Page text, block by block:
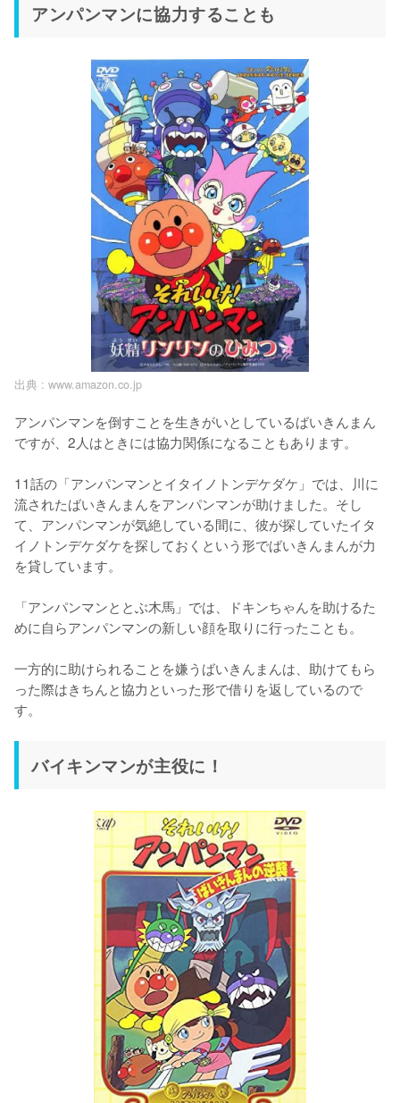
アンパンマンに協力することも
出典 : www.amazon.co.jp
アンパンマンを倒すことを生きがいとしているばいきんまん
ですが、2人はときには協力関係になることもあります。
11話の「アンパンマンとイタイノトンデケダケ」では、川に
流されたばいきんまんをアンパンマンが助けました。そし
て、アンパンマンが気絶している間に、彼が探していたイタ
イノトンデケダケを探しておくという形でばいきんまんが力
を貸しています。
「アンパンマンととぶ木馬」では、ドキンちゃんを助けるた
めに自らアンパンマンの新しい顔を取りに行ったことも。
一方的に助けられることを嫌うばいきんまんは、助けてもら
った際はきちんと協力といった形で借りを返しているので
す。
バイキンマンが主役に！